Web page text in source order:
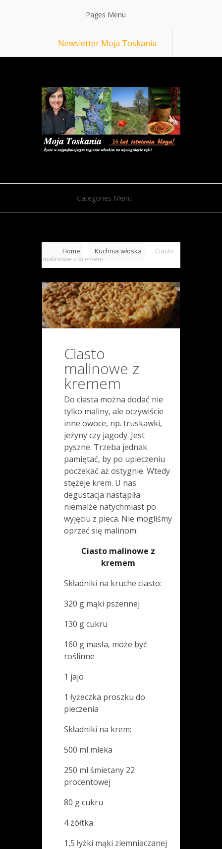
Pages Menu
Newsletter Moja Toskania
Categories Menu
Home Kuchnia włoska
Ciasto
malinowe z kremem
Ciasto
malinowe z
kremem
Do ciasta można dodać nie
tylko maliny, ale oczywiście
inne owoce, np. truskawki,
jeżyny czy jagody. Jest
pyszne. Trzeba jednak
pamiętać, by po upieczeniu
poczekać aż ostygnie. Wtedy
stężeje krem. U nas
degustacja nastąpiła
niemalże natychmiast po
wyjęciu z pieca. Nie mogliśmy
oprzeć się malinom.
Ciasto malinowe z
kremem
Składniki na kruche ciasto:
320 g mąki pszennej
130 g cukru
160 g masła, może być
roślinne
1 jajo
1 łyżeczka proszku do
pieczenia
Składniki na krem:
500 ml mleka
250 ml śmietany 22
procentowej
80 g cukru
4 żółtka
1,5 łyżki mąki ziemniaczanej